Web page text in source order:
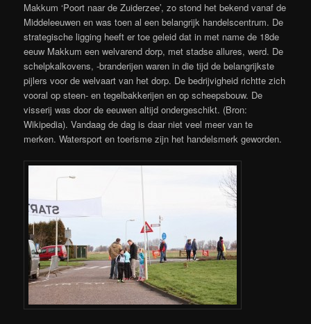
Makkum ‘Poort naar de Zuiderzee’, zo stond het bekend vanaf de
Middeleeuwen en was toen al een belangrijk handelscentrum. De
strategische ligging heeft er toe geleid dat in met name de 18de
eeuw Makkum een welvarend dorp, met stadse allures, werd. De
schelpkalkovens, -branderijen waren in die tijd de belangrijkste
pijlers voor de welvaart van het dorp. De bedrijvigheid richtte zich
vooral op steen- en tegelbakkerijen en op scheepsbouw. De
visserij was door de eeuwen altijd ondergeschikt. (Bron:
Wikipedia). Vandaag de dag is daar niet veel meer van te
merken. Watersport en toerisme zijn het handelsmerk geworden.